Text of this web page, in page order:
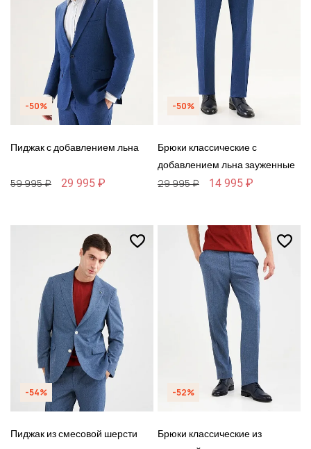
-50%
Пиджак с добавлением льна
59 995 ₽ 29 995 ₽
-50%
Брюки классические с
добавлением льна зауженные
29 995 ₽ 14 995 ₽
-54%
Пиджак из смесовой шерсти
-52%
Брюки классические из